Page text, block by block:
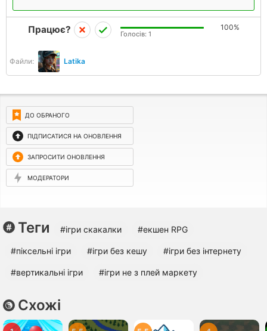
Файли: Latika
Працює? 100%
Голосів: 1
ДО ОБРАНОГО
ПІДПИСАТИСЯ НА ОНОВЛЕННЯ
ЗАПРОСИТИ ОНОВЛЕННЯ
МОДЕРАТОРИ
Теги #ігри скакалки #екшен RPG
#піксельні ігри #ігри без кешу #ігри без інтернету
#вертикальні ігри #ігри не з плей маркету
Схожі